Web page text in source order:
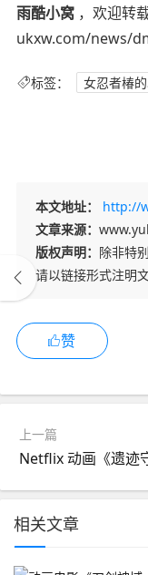
雨酷小窝 ，欢迎转
ukxw.com/news/
标签： 女忍者椿
本文地址：
http://
文章来源：
版权声明： 除非特
请以链接形式注明文
赞
上一篇
相关文章